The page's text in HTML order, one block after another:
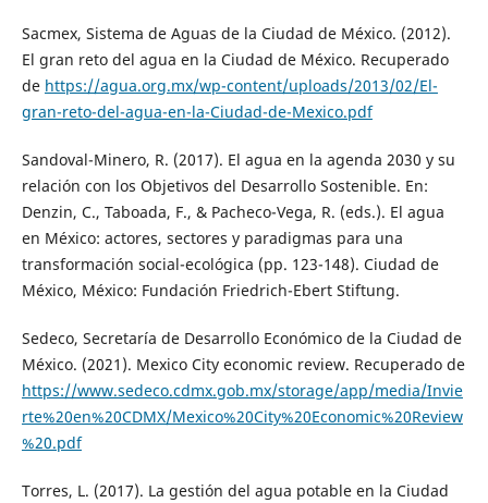
Sacmex, Sistema de Aguas de la Ciudad de México. (2012).
El gran reto del agua en la Ciudad de México. Recuperado
de https://agua.org.mx/wp-content/uploads/2013/02/El-
gran-reto-del-agua-en-la-Ciudad-de-Mexico.pdf
Sandoval-Minero, R. (2017). El agua en la agenda 2030 y su
relación con los Objetivos del Desarrollo Sostenible. En:
Denzin, C., Taboada, F., & Pacheco-Vega, R. (eds.). El agua
en México: actores, sectores y paradigmas para una
transformación social-ecológica (pp. 123-148). Ciudad de
México, México: Fundación Friedrich-Ebert Stiftung.
Sedeco, Secretaría de Desarrollo Económico de la Ciudad de
México. (2021). Mexico City economic review. Recuperado de
https://www.sedeco.cdmx.gob.mx/storage/app/media/Invie
rte%20en%20CDMX/Mexico%20City%20Economic%20Review
%20.pdf
Torres, L. (2017). La gestión del agua potable en la Ciudad